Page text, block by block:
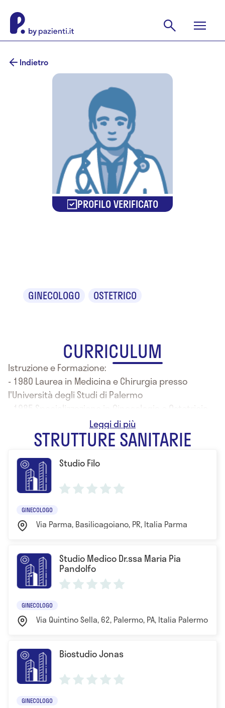
Indietro
PROFILO VERIFICATO
GINECOLOGO OSTETRICO
CURRICULUM
Istruzione e Formazione:
- 1980 Laurea in Medicina e Chirurgia presso
l'Università degli Studi di Palermo
- 1985 Specializzazione in Ginecologia e Ostetricia
presso l'Università degli Studi di Palermo
STRUTTURE SANITARIE
Studio Filo
GINECOLOGO
Via Parma, Basilicagoiano, PR, Italia Parma
Studio Medico Dr.ssa Maria Pia
Pandolfo
GINECOLOGO
Via Quintino Sella, 62, Palermo, PA, Italia Palermo
Biostudio Jonas
GINECOLOGO